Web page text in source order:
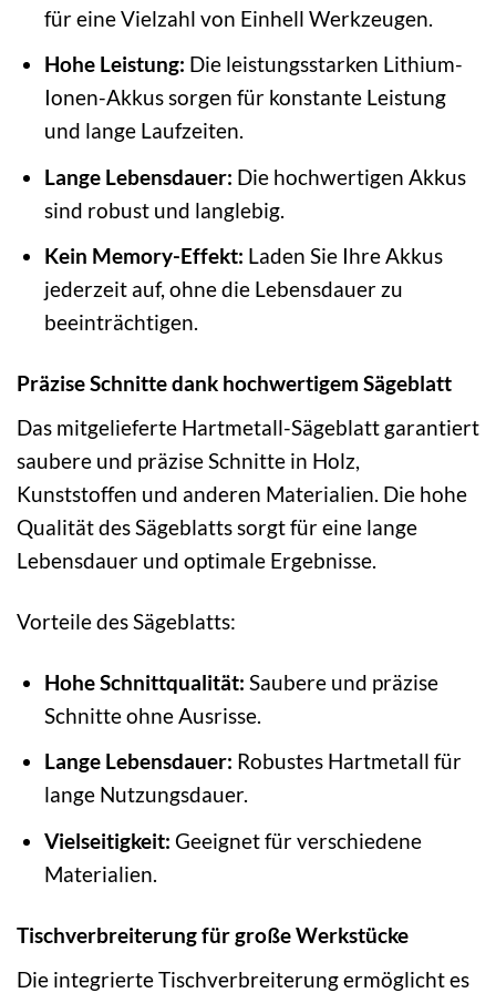
für eine Vielzahl von Einhell Werkzeugen.
Hohe Leistung: Die leistungsstarken Lithium-
Ionen-Akkus sorgen für konstante Leistung
und lange Laufzeiten.
Lange Lebensdauer: Die hochwertigen Akkus
sind robust und langlebig.
Kein Memory-Effekt: Laden Sie Ihre Akkus
jederzeit auf, ohne die Lebensdauer zu
beeinträchtigen.
Präzise Schnitte dank hochwertigem Sägeblatt
Das mitgelieferte Hartmetall-Sägeblatt garantiert
saubere und präzise Schnitte in Holz,
Kunststoffen und anderen Materialien. Die hohe
Qualität des Sägeblatts sorgt für eine lange
Lebensdauer und optimale Ergebnisse.
Vorteile des Sägeblatts:
Hohe Schnittqualität: Saubere und präzise
Schnitte ohne Ausrisse.
Lange Lebensdauer: Robustes Hartmetall für
lange Nutzungsdauer.
Vielseitigkeit: Geeignet für verschiedene
Materialien.
Tischverbreiterung für große Werkstücke
Die integrierte Tischverbreiterung ermöglicht es